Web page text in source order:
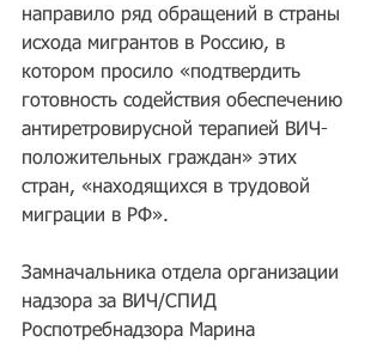
направило ряд обращений в страны
исхода мигрантов в Россию, в
котором просило «подтвердить
готовность содействия обеспечению
антиретровирусной терапией ВИЧ-
положительных граждан» этих
стран, «находящихся в трудовой
миграции в РФ».
Замначальника отдела организации
надзора за ВИЧ/СПИД
Роспотребнадзора Марина